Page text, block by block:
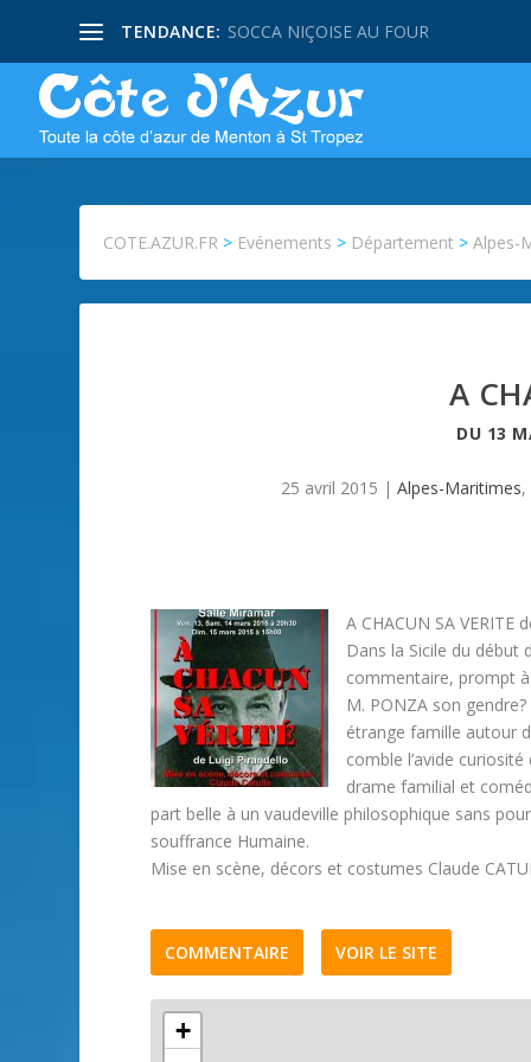
TENDANCE: SOCCA NIÇOISE AU FOUR
COTE.AZUR.FR > Evénements > Département >Alpes-
A
DU 13
25 avril 2015 | Alpes-Maritimes,
A CHACUN SA VERITE
Dans la Sicile du début
commentaire, prompt
M. PONZA son
étrange famille autour
comble l’avide
drame familial et
part belle à un vaudeville philosophique sans
souffrance Humaine.
Mise en scène, décors et costumes Claude
COMMENTAIRE VOIR LE SITE
+